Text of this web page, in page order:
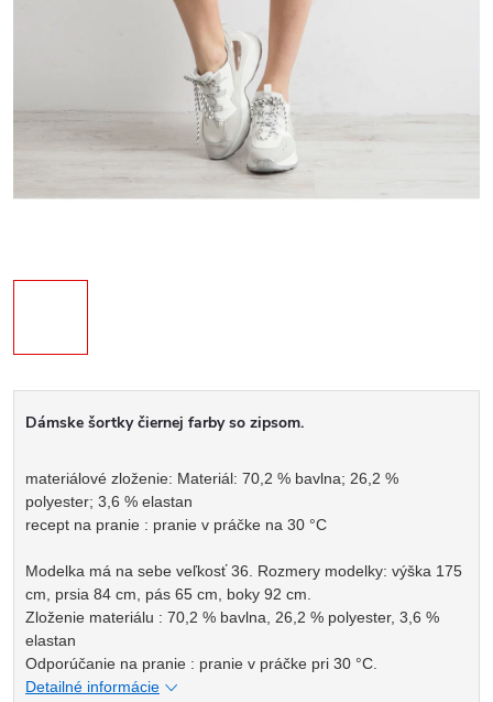
Dámske šortky čiernej farby so zipsom.
materiálové zloženie: Materiál: 70,2 % bavlna; 26,2 %
polyester; 3,6 % elastan
recept na pranie : pranie v práčke na 30 °C
Modelka má na sebe veľkosť 36. Rozmery modelky: výška 175
cm, prsia 84 cm, pás 65 cm, boky 92 cm.
Zloženie materiálu : 70,2 % bavlna, 26,2 % polyester, 3,6 %
elastan
Odporúčanie na pranie : pranie v práčke pri 30 °C.
Detailné informácie